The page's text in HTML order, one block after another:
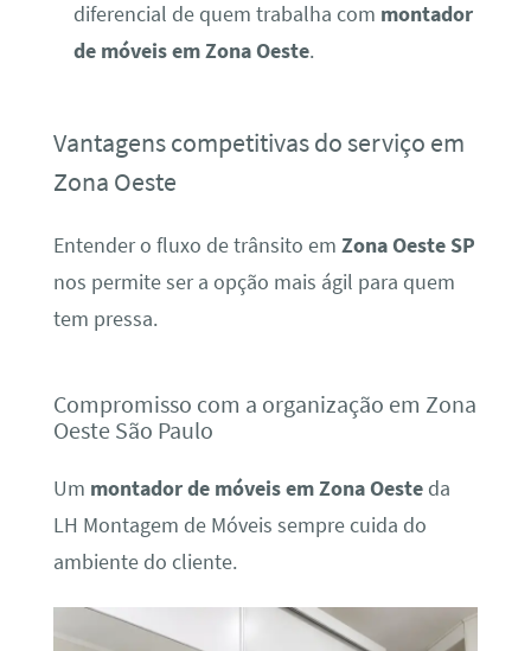
diferencial de quem trabalha com montador
de móveis em Zona Oeste.
Vantagens competitivas do serviço em
Zona Oeste
Entender o fluxo de trânsito em Zona Oeste SP
nos permite ser a opção mais ágil para quem
tem pressa.
Compromisso com a organização em Zona
Oeste São Paulo
Um montador de móveis em Zona Oesteda
LH Montagem de Móveis sempre cuida do
ambiente do cliente.